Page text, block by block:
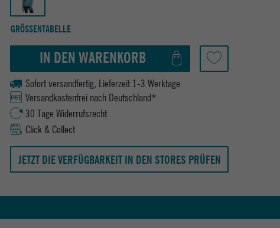
GRÖSSENTABELLE
IN DEN WARENKORB
Sofort versandfertig, Lieferzeit 1-3 Werktage
Versandkostenfrei nach Deutschland*
30 Tage Widerrufsrecht
Click & Collect
JETZT DIE VERFÜGBARKEIT IN DEN STORES PRÜFEN